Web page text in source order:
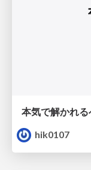
hik0107